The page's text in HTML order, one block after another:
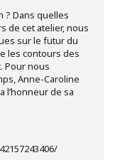
? Dans quelles
de cet atelier, nous
sur le futur du
les contours des
Pour nous
Anne-Caroline
l’honneur de sa